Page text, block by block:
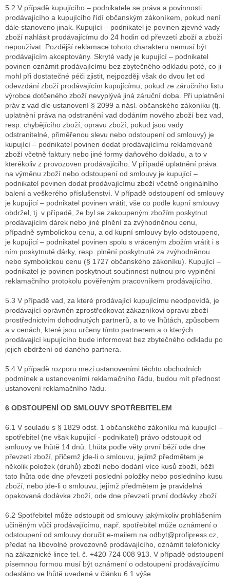
5.2 V případě kupujícího – podnikatele se práva a povinnosti
prodávajícího a kupujícího řídí občanským zákoníkem, pokud není
dále stanoveno jinak. Kupující – podnikatel je povinen zjevné vady
zboží nahlásit prodávajícímu do 24 hodin od převzetí zboží a zboží
nepoužívat. Pozdější reklamace tohoto charakteru nemusí být
prodávajícím akceptovány. Skryté vady je kupující – podnikatel
povinen oznámit prodávajícímu bez zbytečného odkladu poté, co ji
mohl při dostatečné péči zjistit, nejpozději však do dvou let od
odevzdání zboží prodávajícím kupujícímu, pokud ze záručního listu
výrobce dotčeného zboží nevyplývá jiná záruční doba. Při uplatnění
práv z vad dle ustanovení § 2099 a násl. občanského zákoníku (tj.
uplatnění práva na odstranění vad dodáním nového zboží bez vad,
resp. chybějícího zboží, opravu zboží, pokud jsou vady
odstranitelné, přiměřenou slevu nebo odstoupení od smlouvy) je
kupující – podnikatel povinen dodat prodávajícímu reklamované
zboží včetně faktury nebo jiné formy daňového dokladu, a to v
kterékoliv z provozoven prodávajícího. V případě uplatnění práva
na výměnu zboží nebo odstoupení od smlouvy je kupující –
podnikatel povinen dodat prodávajícímu zboží včetně originálního
balení a veškerého příslušenství. V případě odstoupení od smlouvy
je kupující – podnikatel povinen vrátit, vše co podle kupní smlouvy
obdržel, tj. v případě, že byl se zakoupeným zbožím poskytnut
prodávajícím dárek nebo jiné plnění za zvýhodněnou cenu,
případně symbolickou cenu, a od kupní smlouvy bylo odstoupeno,
je kupující – podnikatel povinen spolu s vráceným zbožím vrátit i s
ním poskytnuté dárky, resp. plnění poskytnuté za zvýhodněnou
nebo symbolickou cenu (§ 1727 občanského zákoníku). Kupující –
podnikatel je povinen poskytnout součinnost nutnou pro vyplnění
reklamačního protokolu pověřeným pracovníkem prodávajícího.
5.3 V případě vad, za které prodávající kupujícímu neodpovídá, je
prodávající oprávněn zprostředkovat zákazníkovi opravu zboží
prostřednictvím dohodnutých partnerů, a to ve lhůtách, způsobem
a v cenách, které jsou určeny tímto partnerem a o kterých
prodávající kupujícího bude informovat bez zbytečného odkladu po
jejich obdržení od daného partnera.
5.4 V případě rozporu mezi ustanoveními těchto obchodních
podmínek a ustanoveními reklamačního řádu, budou mít přednost
ustanovení reklamačního řádu.
6 ODSTOUPENÍ OD SMLOUVY SPOTŘEBITELEM
6.1 V souladu s § 1829 odst. 1 občanského zákoníku má kupující –
spotřebitel (ne však kupující - podnikatel) právo odstoupit od
smlouvy ve lhůtě 14 dnů. Lhůta podle věty první běží ode dne
převzetí zboží, přičemž jde-li o smlouvu, jejímž předmětem je
několik položek (druhů) zboží nebo dodání více kusů zboží, běží
tato lhůta ode dne převzetí poslední položky nebo posledního kusu
zboží, nebo jde-li o smlouvu, jejímž předmětem je pravidelná
opakovaná dodávka zboží, ode dne převzetí první dodávky zboží.
6.2 Spotřebitel může odstoupit od smlouvy jakýmkoliv prohlášením
učiněným vůči prodávajícímu, např. spotřebitel může oznámení o
odstoupení od smlouvy doručit e-mailem na odbyt@profipress.cz,
předat na libovolné provozovně prodávajícího, oznámit telefonicky
na zákaznické lince tel. č. +420 724 008 913. V případě odstoupení
písemnou formou musí být oznámení o odstoupení prodávajícímu
odesláno ve lhůtě uvedené v článku 6.1 výše.